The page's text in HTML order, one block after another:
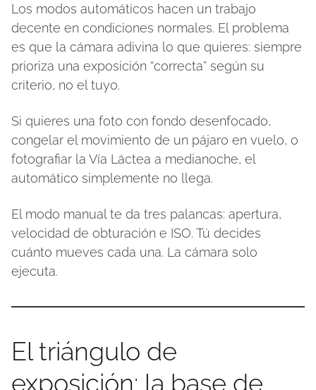
Los modos automáticos hacen un trabajo
decente en condiciones normales. El problema
es que la cámara adivina lo que quieres: siempre
prioriza una exposición “correcta” según su
criterio, no el tuyo.
Si quieres una foto con fondo desenfocado,
congelar el movimiento de un pájaro en vuelo, o
fotografiar la Vía Láctea a medianoche, el
automático simplemente no llega.
El modo manual te da tres palancas: apertura,
velocidad de obturación e ISO. Tú decides
cuánto mueves cada una. La cámara solo
ejecuta.
El triángulo de
exposición: la base de